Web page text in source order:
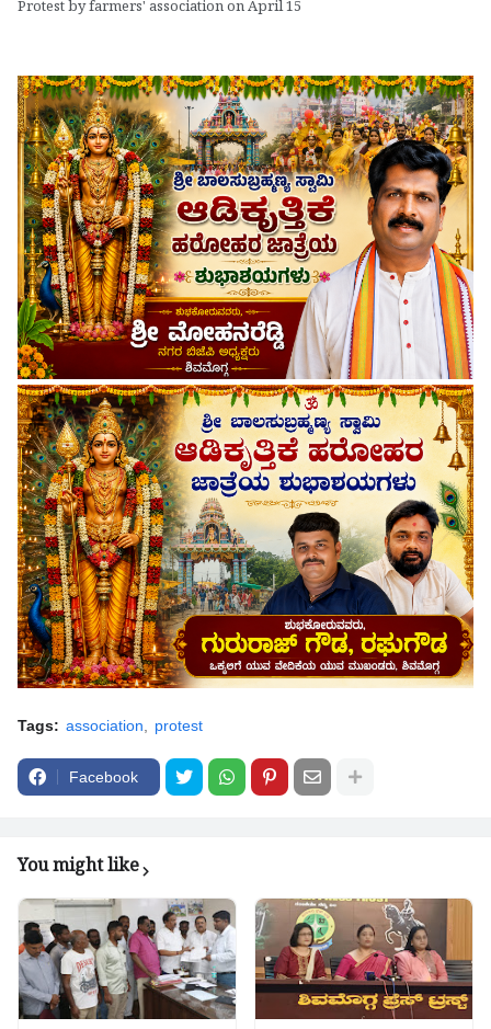
Protest by farmers' association on April 15
Tags: association protest
Facebook
You might like